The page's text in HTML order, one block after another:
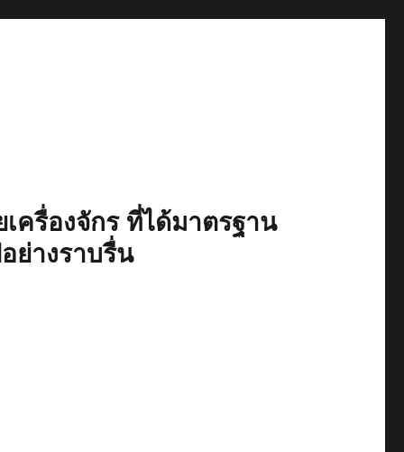
ครื่องจักร ที่ได้มาตรฐาน
ย่างราบรื่น